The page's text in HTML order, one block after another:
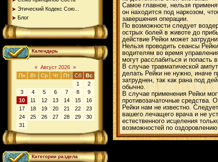
Этический Кодекс Сою...
Блог
Календарь
« Август 2026 »
Пн
Вт Ср Чт Пт Сб
Вс
1
2
3
4 5 6 7 8
9
10
11 12 13 14 15
16
17
18 19 20 21 22
23
24
25 26 27 28 29
30
31
Категории раздела
Самое главное, нельзя
он находится под наркозом,
завершения операции.
По возможности следует
острых болей в животе до
действие Рейки может
Нельзя проводить сеансы
водителям во время
могут расслабиться и попасть
В случае травматической
делать Рейки не нужно, иначе
затруднен, так как рана под
обычно.
В случае применения Рейки
противозачаточные средства.
Рейки нам не известно.
вашего лечащего врача и не
естественного исцеления
возможностей по оздоровлению